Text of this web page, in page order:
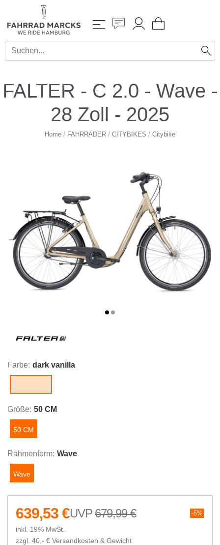
FALTER - C 2.0 - Wave -
28 Zoll - 2025
Home / FAHRRÄDER / CITYBIKES / Citybike
Farbe: dark vanilla
Größe: 50 CM
50 CM
Rahmenform: Wave
Wave
679,99 € 5%
639,53 €
inkl. 19% MwSt.
zzgl. 40,- € Versandkosten & Gewicht